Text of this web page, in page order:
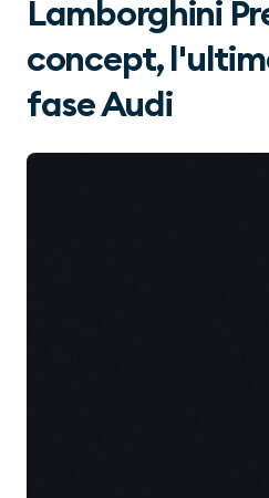
Lamborghini
concept,
fase Audi